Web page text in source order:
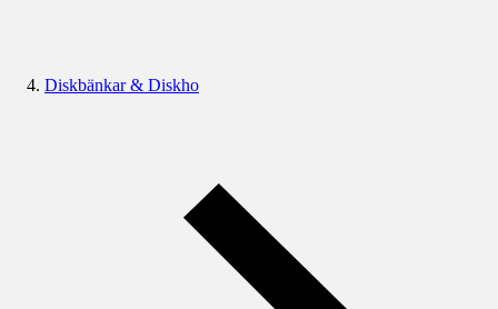
Diskbänkar & Diskho